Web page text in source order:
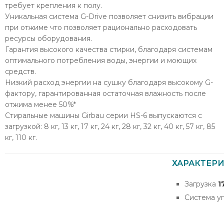
требует крепления к полу.
Уникальная система G-Drive позволяет снизить вибрации
при отжиме что позволяет рационально расходовать
ресурсы оборудования.
Гарантия высокого качества стирки, благодаря системам
оптимального потребления воды, энергии и моющих
средств.
Низкий расход энергии на сушку благодаря высокому G-
фактору, гарантированная остаточная влажность после
отжима менее 50%*
Стиральные машины Girbau серии HS-6 выпускаются с
загрузкой: 8 кг, 13 кг, 17 кг, 24 кг, 28 кг, 32 кг, 40 кг, 57 кг, 85
кг, 110 кг.
Загрузка
Система